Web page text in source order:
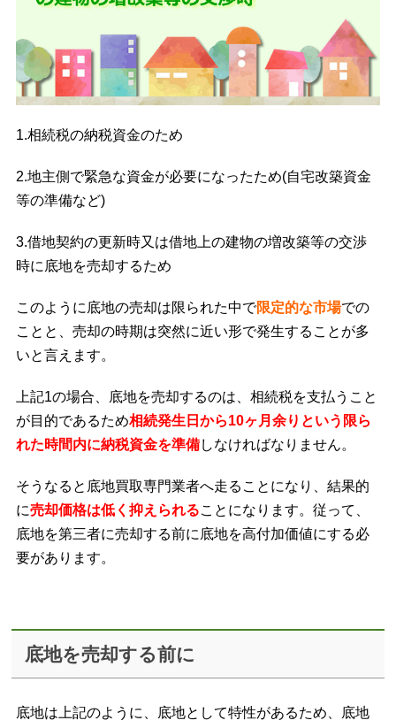
1.相続税の納税資金のため
2.地主側で緊急な資金が必要になったため(自宅改築資金
等の準備など)
3.借地契約の更新時又は借地上の建物の増改築等の交渉
時に底地を売却するため
このように底地の売却は限られた中で限定的な市場での
ことと、売却の時期は突然に近い形で発生することが多
いと言えます。
上記1の場合、底地を売却するのは、相続税を支払うこと
が目的であるため相続発生日から10ヶ月余りという限ら
れた時間内に納税資金を準備しなければなりません。
そうなると底地買取専門業者へ走ることになり、結果的
に売却価格は低く抑えられることになります。従って、
底地を第三者に売却する前に底地を高付加価値にする必
要があります。
底地を売却する前に
底地は上記のように、底地として特性があるため、底地